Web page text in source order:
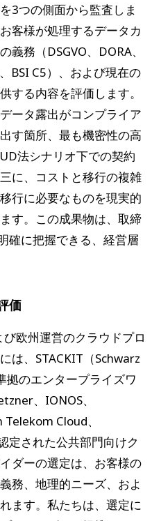
3つの側面から監査しま
客様が処理するデータカ
務（DSGVO、DORA、
BSI C5）、および現在の
する内容を評価します。
ータ露出がコンプライア
す箇所、最も機密性の高
法シナリオ下での契約
に、コストと移行の複雑
行に必要なものを現実的
す。この成果物は、取締
確に把握できる、経営層
価
欧州運営のクラウドプロ
は、STACKIT（Schwarz
拠のエンタープライズワ
、IONOS、
Cloud、
定された公共部門向けク
ダーの選定は、お客様の
務、地理的ニーズ、およ
ます。私たちは、選定に